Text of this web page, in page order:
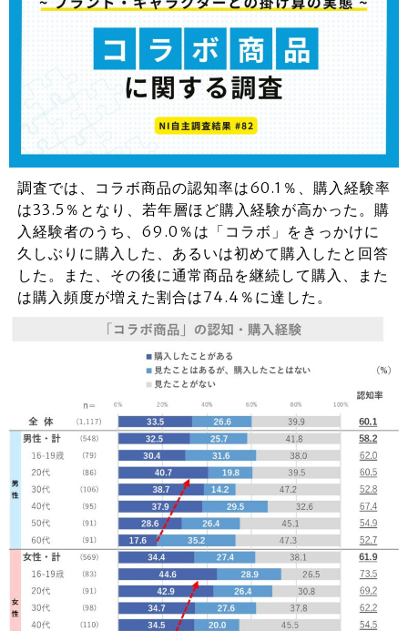
調査では、コラボ商品の認知率は60.1％、購入経験率
は33.5％となり、若年層ほど購入経験が高かった。購
入経験者のうち、69.0％は「コラボ」をきっかけに
久しぶりに購入した、あるいは初めて購入したと回答
した。また、その後に通常商品を継続して購入、また
は購入頻度が増えた割合は74.4％に達した。